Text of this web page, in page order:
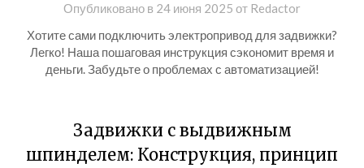
Опубликовано в 24 июня 2025 от Redactor
Хотите сами подключить электропривод для задвижки?
Легко! Наша пошаговая инструкция сэкономит время и
деньги. Забудьте о проблемах с автоматизацией!
Задвижки с выдвижным
шпинделем: Конструкция, принцип